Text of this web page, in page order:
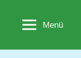
Menü